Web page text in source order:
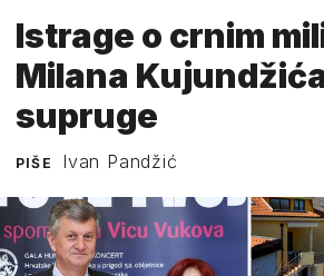
Istrage o crnim
Milana
supruge
PIŠE Ivan Pandžić